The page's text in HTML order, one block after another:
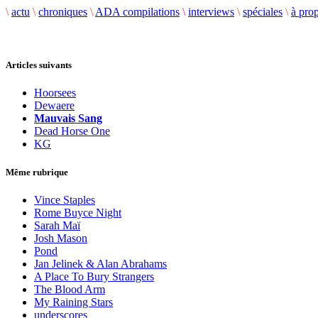
\ actu \ chroniques \ ADA compilations \ interviews \ spéciales \ à
Articles suivants
Hoorsees
Dewaere
Mauvais Sang
Dead Horse One
KG
Même rubrique
Vince Staples
Rome Buyce Night
Sarah Maï
Josh Mason
Pond
Jan Jelinek & Alan Abrahams
A Place To Bury Strangers
The Blood Arm
My Raining Stars
underscores